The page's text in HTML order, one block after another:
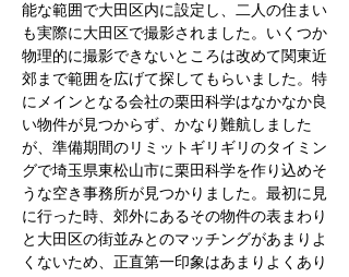
能な範囲で大田区内に設定し、二人の住まい
も実際に大田区で撮影されました。いくつか
物理的に撮影できないところは改めて関東近
郊まで範囲を広げて探してもらいました。特
にメインとなる会社の栗田科学はなかなか良
い物件が見つからず、かなり難航しました
が、準備期間のリミットギリギリのタイミン
グで埼玉県東松山市に栗田科学を作り込めそ
うな空き事務所が見つかりました。最初に見
に行った時、郊外にあるその物件の表まわり
と大田区の街並みとのマッチングがあまりよ
くないため、正直第一印象はあまりよくあり